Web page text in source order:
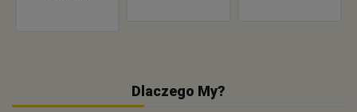
Dlaczego My?